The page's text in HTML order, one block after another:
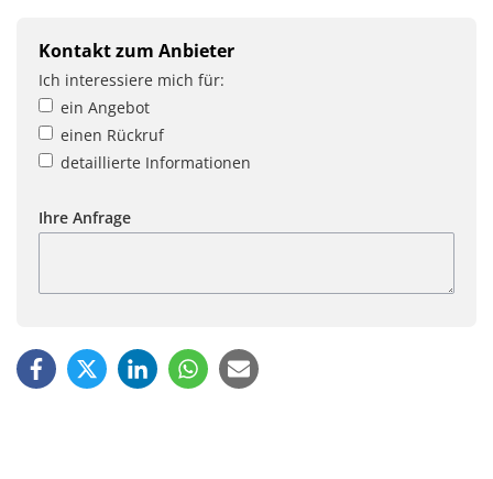
Kontakt zum Anbieter
Ich interessiere mich für:
ein Angebot
einen Rückruf
detaillierte Informationen
Ihre Anfrage